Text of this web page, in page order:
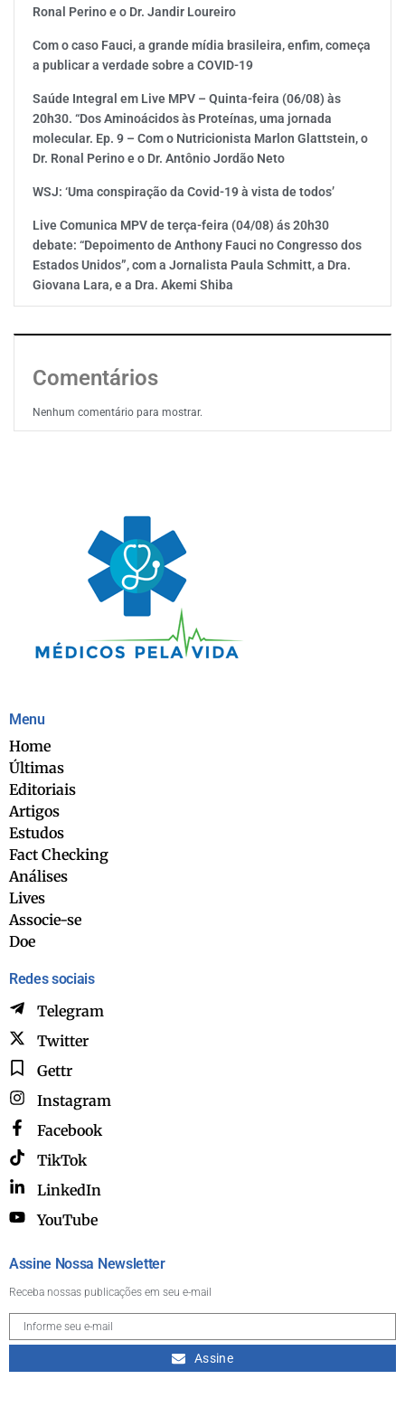
Ronal Perino e o Dr. Jandir Loureiro
Com o caso Fauci, a grande mídia brasileira, enfim, começa
a publicar a verdade sobre a COVID-19
Saúde Integral em Live MPV – Quinta-feira (06/08) às
20h30. “Dos Aminoácidos às Proteínas, uma jornada
molecular. Ep. 9 – Com o Nutricionista Marlon Glattstein, o
Dr. Ronal Perino e o Dr. Antônio Jordão Neto
WSJ: ‘Uma conspiração da Covid-19 à vista de todos’
Live Comunica MPV de terça-feira (04/08) ás 20h30
debate: “Depoimento de Anthony Fauci no Congresso dos
Estados Unidos”, com a Jornalista Paula Schmitt, a Dra.
Giovana Lara, e a Dra. Akemi Shiba
Comentários
Nenhum comentário para mostrar.
Menu
Home
Últimas
Editoriais
Artigos
Estudos
Fact Checking
Análises
Lives
Associe-se
Doe
Redes sociais
Telegram
Twitter
Gettr
Instagram
Facebook
TikTok
LinkedIn
YouTube
Assine Nossa Newsletter
Receba nossas publicações em seu e-mail
Assine